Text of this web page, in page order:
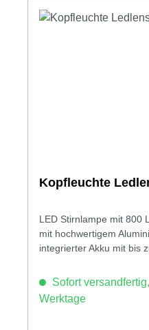
Kopfleuchte
LED Stirnlampe mit 800
mit hochwertigem
integrierter Akku mit bis
Sofort
Werktage